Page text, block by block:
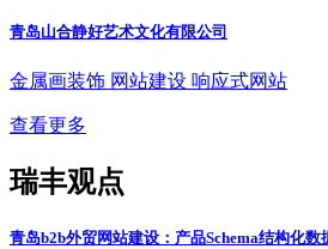
青岛山合静好艺术文化有限公司
金属画装饰 网站建设 响应式网站
查看更多
瑞丰观点
青岛b2b外贸网站建设：产品Schema结构化数